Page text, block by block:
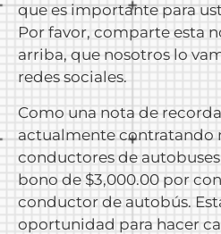
que es importante para
Por favor, comparte esta
arriba, que nosotros lo
redes sociales.
Como una nota de
actualmente contratando
conductores de
bono de $3,000.00 por
conductor de autobús.
oportunidad para hacer